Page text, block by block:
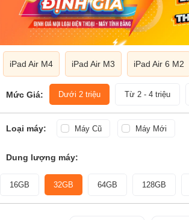
iPad Air M4 iPad Air M3 iPad Air 6 M2
Mức Giá: Dưới 2 triệu Từ 2 - 4 triệu
Loại máy: Máy Cũ Máy Mới
Dung lượng máy:
16GB 32GB 64GB 128GB